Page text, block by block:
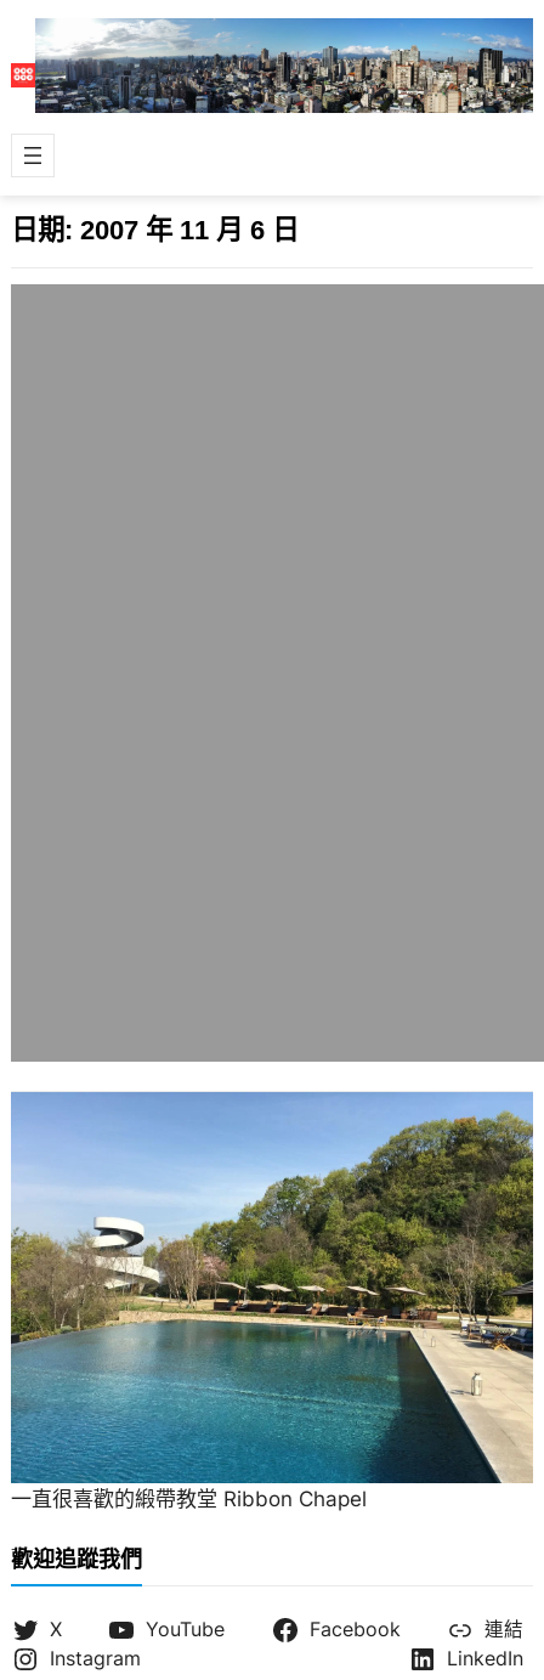
日期: 2007 年 11 月 6 日
一直很喜歡的緞帶教堂 Ribbon Chapel
歡迎追蹤我們
X YouTube Facebook
連結
Instagram
LinkedIn